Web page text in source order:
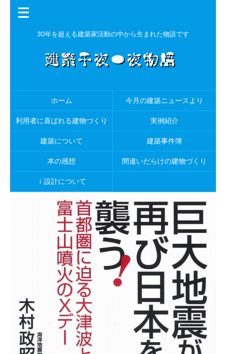
30年を超える建築家活動の中から生まれた物語です
ホーム 今月の建築ニュースより
利用者に喜ばれる建物づくり 実例紹介
建築について 建築事件簿
本の感想 間違いだらけの建物づくり
ｉ設計について